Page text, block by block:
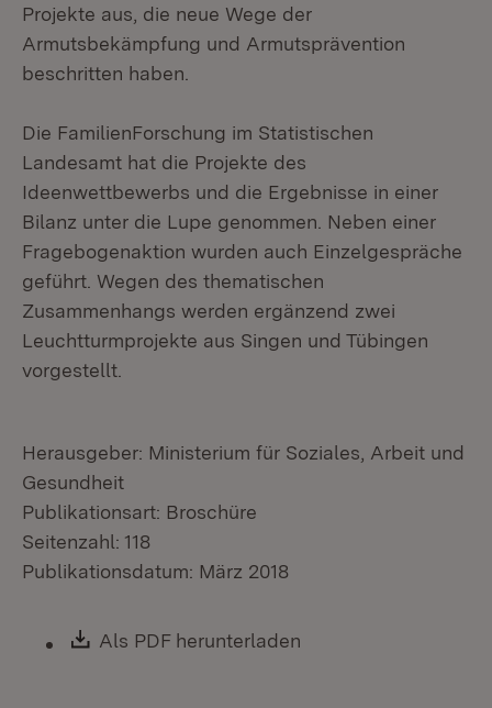
Projekte aus, die neue Wege der
Armutsbekämpfung und Armutsprävention
beschritten haben.
Die FamilienForschung im Statistischen
Landesamt hat die Projekte des
Ideenwettbewerbs und die Ergebnisse in einer
Bilanz unter die Lupe genommen. Neben einer
Fragebogenaktion wurden auch Einzelgespräche
geführt. Wegen des thematischen
Zusammenhangs werden ergänzend zwei
Leuchtturmprojekte aus Singen und Tübingen
vorgestellt.
Herausgeber: Ministerium für Soziales, Arbeit und
Gesundheit
Publikationsart: Broschüre
Seitenzahl: 118
Publikationsdatum: März 2018
Download:
Als PDF herunterladen